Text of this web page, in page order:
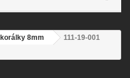
8mm
111-19-001